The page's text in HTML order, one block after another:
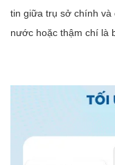
tin giữa trụ sở chính
nước hoặc thậm chí là